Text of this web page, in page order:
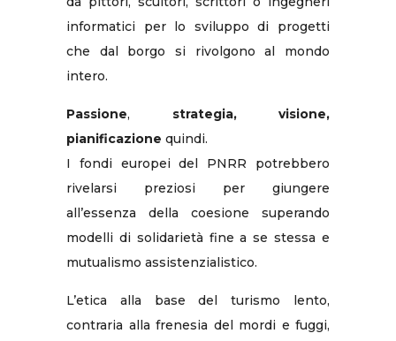
informatici per lo sviluppo di progetti
che dal borgo si rivolgono al mondo
intero.
Passione, strategia, visione,
pianificazione quindi.
I fondi europei del PNRR potrebbero
rivelarsi preziosi per giungere
all’essenza della coesione superando
modelli di solidarietà fine a se stessa e
mutualismo assistenzialistico.
L’etica alla base del turismo lento,
contraria alla frenesia del mordi e fuggi,